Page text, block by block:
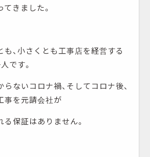
きました。
も、小さくとも工事店を経営する
です。
ないコロナ禍、そしてコロナ後、
事を元請会社が
保証はありません。